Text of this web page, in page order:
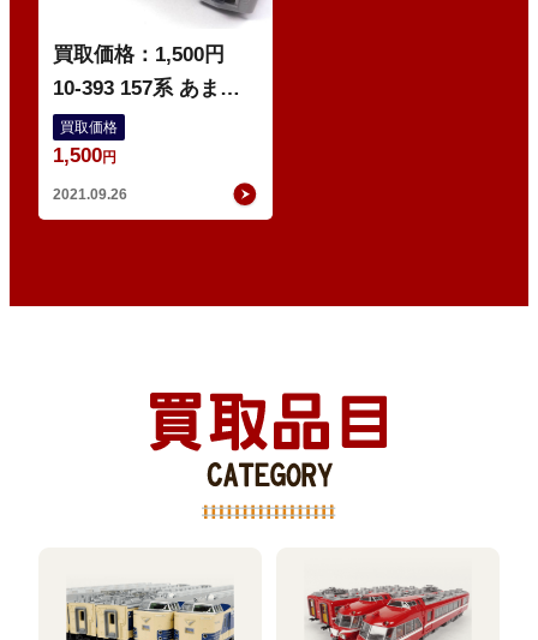
買取価格：1,500円
10-393 157系 あま
ぎ・KATO・鉄道模型
東日本
買取価格
1,500円
2021.09.26